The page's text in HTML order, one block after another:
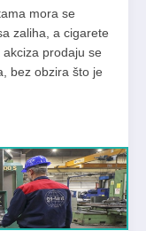
mora se
zaliha, a cigarete
prodaju se
bez obzira što je